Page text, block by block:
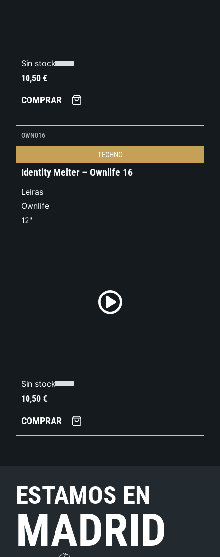
Sin stock
10,50€
COMPRAR
OWN016
TECHNO
Identity Melter – Ownlife 16
Leiras
Ownlife
12"
Sin stock
10,50€
COMPRAR
ESTAMOS EN
MADRID